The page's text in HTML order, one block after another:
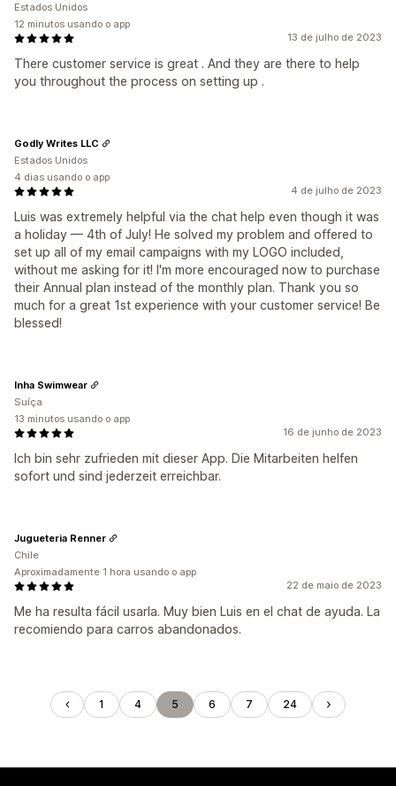
13 de julho de 2023
There customer service is great . And they are there to help
you throughout the process on setting up .
Estados Unidos
12 minutos usando o app
4 de julho de 2023
Luis was extremely helpful via the chat help even though it was
a holiday — 4th of July! He solved my problem and offered to
set up all of my email campaigns with my LOGO included,
without me asking for it! I'm more encouraged now to purchase
their Annual plan instead of the monthly plan. Thank you so
much for a great 1st experience with your customer service! Be
blessed!
Godly Writes LLC
Estados Unidos
4 dias usando o app
16 de junho de 2023
Ich bin sehr zufrieden mit dieser App. Die Mitarbeiten helfen
sofort und sind jederzeit erreichbar.
Inha Swimwear
Suíça
13 minutos usando o app
22 de maio de 2023
Me ha resulta fácil usarla. Muy bien Luis en el chat de ayuda. La
recomiendo para carros abandonados.
Jugueteria Renner
Chile
Aproximadamente 1 hora usando o app
1 4 5 6 7 24